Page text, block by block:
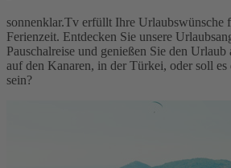
sonnenklar.Tv erfüllt Ihre Urlaubswünsche
Ferienzeit. Entdecken Sie unsere
Pauschalreise und genießen Sie den
auf den Kanaren, in der Türkei, oder soll
sein?